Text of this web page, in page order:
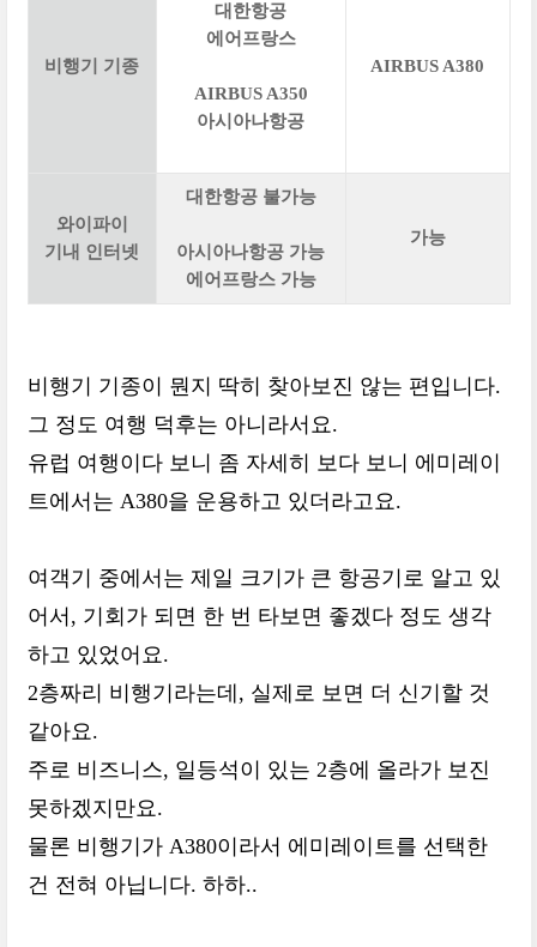
비행기 기종
대한항공
에어프랑스
AIRBUS A350
아시아나항공
AIRBUS A380
와이파이
기내 인터넷
대한항공 불가능
아시아나항공 가능
에어프랑스 가능
가능
비행기 기종이 뭔지 딱히 찾아보진 않는 편입니다.
그 정도 여행 덕후는 아니라서요.
유럽 여행이다 보니 좀 자세히 보다 보니 에미레이
트에서는 A380을 운용하고 있더라고요.
여객기 중에서는 제일 크기가 큰 항공기로 알고 있
어서, 기회가 되면 한 번 타보면 좋겠다 정도 생각
하고 있었어요.
2층짜리 비행기라는데, 실제로 보면 더 신기할 것
같아요.
주로 비즈니스, 일등석이 있는 2층에 올라가 보진
못하겠지만요.
물론 비행기가 A380이라서 에미레이트를 선택한
건 전혀 아닙니다. 하하..